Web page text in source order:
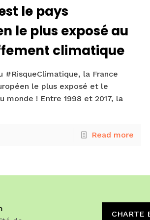
le pays
le plus exposé au
climatique
#RisqueClimatique, la France
le plus exposé et le
monde ! Entre 1998 et 2017, la
Read more
CHARTE